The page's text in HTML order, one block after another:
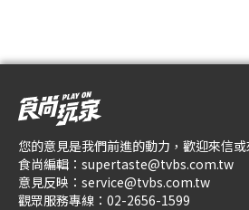
您的意見是我們前進的動力，歡迎來信
食尚編輯： supertaste@tvbs.com.tw
意見反映： service@tvbs.com.tw
觀眾服務專線： 02-2656-1599